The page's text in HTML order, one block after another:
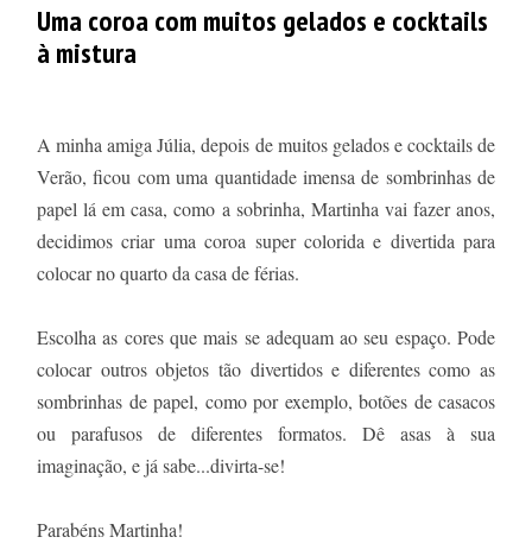
Uma coroa com muitos gelados e cocktails
à mistura
A minha amiga Júlia, depois de muitos gelados e cocktails de
Verão, ficou com uma quantidade imensa de sombrinhas de
papel lá em casa, como a sobrinha, Martinha vai fazer anos,
decidimos criar uma coroa super colorida e divertida para
colocar no quarto da casa de férias.
Escolha as cores que mais se adequam ao seu espaço. Pode
colocar outros objetos tão divertidos e diferentes como as
sombrinhas de papel, como por exemplo, botões de casacos
ou parafusos de diferentes formatos. Dê asas à sua
imaginação, e já sabe...divirta-se!
Parabéns Martinha!